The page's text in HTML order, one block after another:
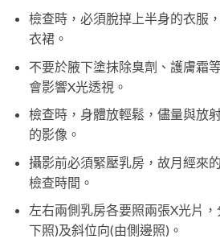
檢查時，必須脫掉上半身的衣服
衣裙。
不要於腋下塗抹除臭劑、護膚霜
會影響X光透視。
檢查時，身體放輕鬆，儘量與放
的影像。
攝影前必須緊壓乳房，故月經來
檢查時間。
左右兩側乳房各要照兩張X光片
下照)及斜位向(由側邊照)。